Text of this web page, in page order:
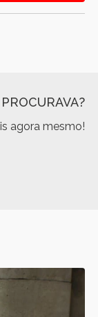
agora mesmo!